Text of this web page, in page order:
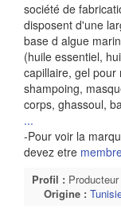
société de
disposent d'une
base d algue
(huile essentiel,
capillaire, gel pour
shampoing,
corps, ghassoul,
...
-Pour voir la
devez etre
Profil :
Origine :